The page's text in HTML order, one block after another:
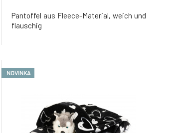
Pantoffel aus Fleece-Material, weich und
flauschig
NOVINKA